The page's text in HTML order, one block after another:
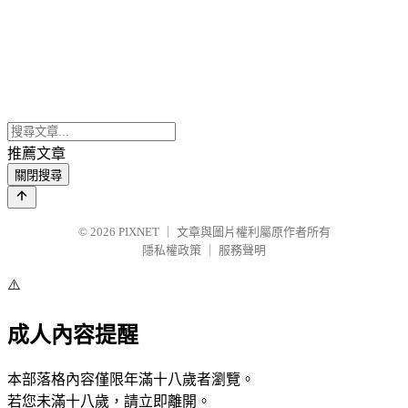
推薦文章
關閉搜尋
© 2026 PIXNET
文章與圖片權利屬原作者所有
隱私權政策
服務聲明
⚠️
成人內容提醒
本部落格內容僅限年滿十八歲者瀏覽。
若您未滿十八歲，請立即離開。